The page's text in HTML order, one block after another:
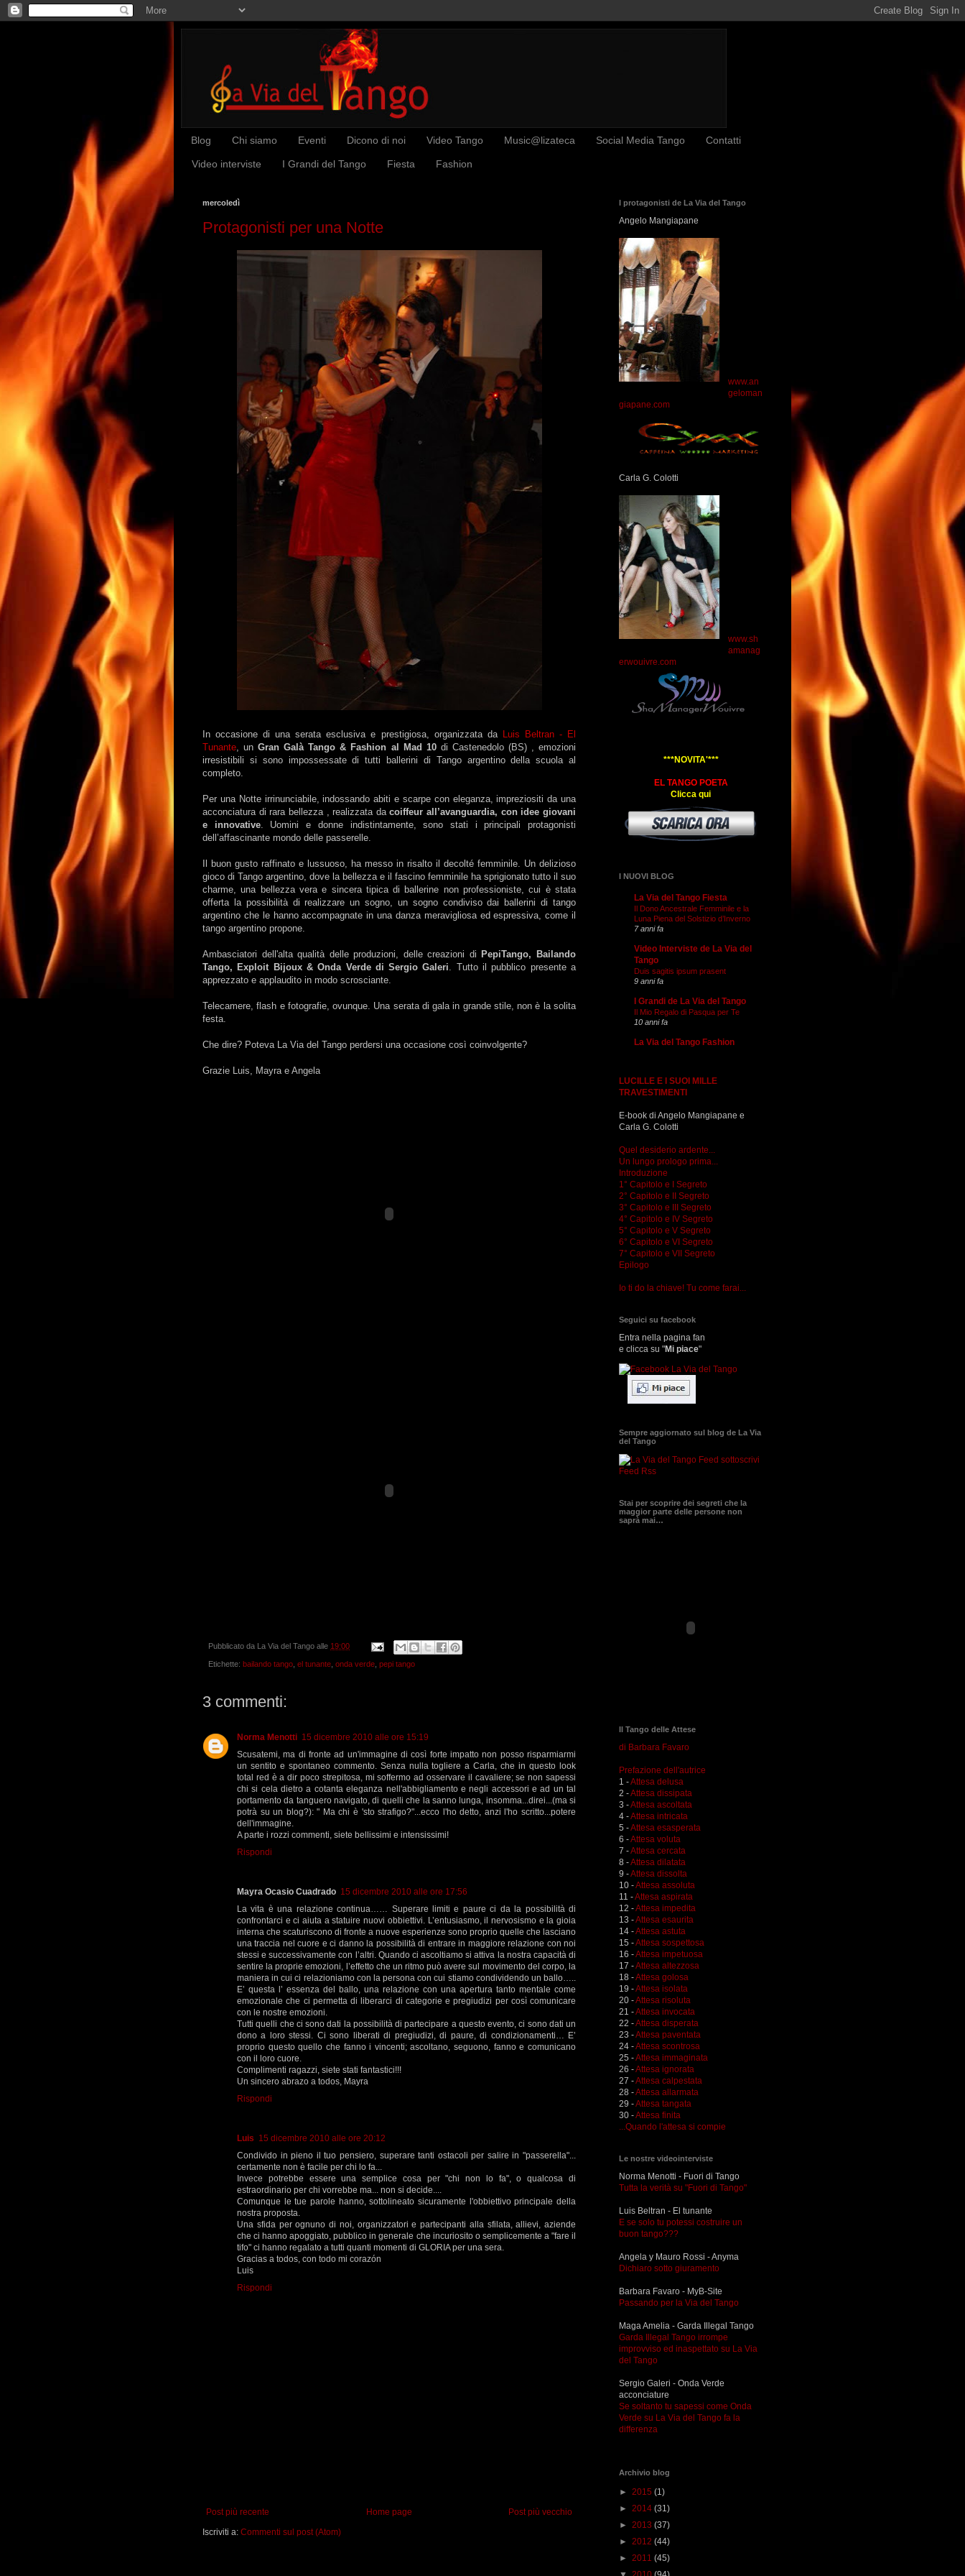
Blog Chi siamo Eventi Dicono di noi Video Tango Music@lizateca Social Media Tango Contatti
Video interviste I Grandi del Tango Fiesta Fashion
mercoledì
Protagonisti per una Notte
In occasione di una serata esclusiva e prestigiosa, organizzata da Luis Beltran - El
Tunante, unGran Galà Tango & Fashion al Mad 10di Castenedolo (BS) , emozioni
irresistibili si sono impossessate di tutti ballerini di Tango argentino della scuola al
completo.
Per una Notte irrinunciabile, indossando abiti e scarpe con eleganza, impreziositi da una
acconciatura di rara bellezza , realizzata dacoiffeur all’avanguardia, con idee giovani
e innovative. Uomini e donne indistintamente, sono stati i principali protagonisti
dell’affascinante mondo delle passerelle.
Il buon gusto raffinato e lussuoso, ha messo in risalto il decolté femminile. Un delizioso
gioco di Tango argentino, dove la bellezza e il fascino femminile ha sprigionato tutto il suo
charme, una bellezza vera e sincera tipica di ballerine non professioniste, cui è stata
offerta la possibilità di realizzare un sogno, un sogno condiviso dai ballerini di tango
argentino che le hanno accompagnate in una danza meravigliosa ed espressiva, come il
tango argentino propone.
Ambasciatori dell'alta qualità delle produzioni, delle creazioni di PepiTango, Bailando
Tango, Exploit Bijoux & Onda Verde di Sergio Galeri. Tutto il pubblico presente a
apprezzato e applaudito in modo scrosciante.
Telecamere, flash e fotografie, ovunque. Una serata di gala in grande stile, non è la solita
festa.
Che dire? Poteva La Via del Tango perdersi una occasione così coinvolgente?
Grazie Luis, Mayra e Angela
Pubblicato da La Via del Tango alle 19:00
Etichette: bailando tango el tunante onda verde pepi tango
3 commenti:
Norma Menotti 15 dicembre 2010 alle ore 15:19
Scusatemi, ma di fronte ad un'immagine di così forte impatto non posso risparmiarmi
un sentito e spontaneo commento. Senza nulla togliere a Carla, che in questo look
total red è a dir poco strepitosa, mi soffermo ad osservare il cavaliere; se non sapessi
chi si cela dietro a cotanta eleganza nell'abbigliamento e negli accessori e ad un tal
portamento da tanguero navigato, di quelli che la sanno lunga, insomma...direi...(ma si
potrà su un blog?): " Ma chi è 'sto strafigo?"...ecco l'ho detto, anzi l'ho scritto...potere
dell'immagine.
A parte i rozzi commenti, siete bellissimi e intensissimi!
Rispondi
Mayra Ocasio Cuadrado 15 dicembre 2010 alle ore 17:56
La vita è una relazione continua…… Superare limiti e paure ci da la possibilità di
confrontarci e ci aiuta a statuire nuovi obbiettivi. L’entusiasmo, il nervosismo e la gioia
interna che scaturiscono di fronte a nuove esperienze sono proprio quelle che lasciano
una traccia nel cuore e ci danno la possibilità di entrare in maggiore relazione con noi
stessi e successivamente con l’altri. Quando ci ascoltiamo si attiva la nostra capacità di
sentire la proprie emozioni, l’effetto che un ritmo può avere sul movimento del corpo, la
maniera in cui ci relazioniamo con la persona con cui stiamo condividendo un ballo…..
E’ questa l’ essenza del ballo, una relazione con una apertura tanto mentale come
emozionale che ci permetta di liberarci di categorie e pregiudizi per così comunicare
con le nostre emozioni.
Tutti quelli che ci sono dati la possibilità di partecipare a questo evento, ci sono dati un
dono a loro stessi. Ci sono liberati di pregiudizi, di paure, di condizionamenti… E’
proprio questo quello che fanno i vincenti; ascoltano, seguono, fanno e comunicano
con il loro cuore.
Complimenti ragazzi, siete stati fantastici!!!
Un sincero abrazo a todos, Mayra
Rispondi
Luis 15 dicembre 2010 alle ore 20:12
Condivido in pieno il tuo pensiero, superare tanti ostacoli per salire in "passerella"...
certamente non è facile per chi lo fa...
Invece potrebbe essere una semplice cosa per "chi non lo fa", o qualcosa di
estraordinario per chi vorrebbe ma... non si decide....
Comunque le tue parole hanno, sottolineato sicuramente l'obbiettivo principale della
nostra proposta.
Una sfida per ognuno di noi, organizzatori e partecipanti alla sfilata, allievi, aziende
che ci hanno apoggiato, pubblico in generale che incuriosito o semplicemente a "fare il
tifo" ci hanno regalato a tutti quanti momenti di GLORIA per una sera.
Gracias a todos, con todo mi corazón
Luis
Rispondi
Post più recente Post più vecchio
Home page
Iscriviti a: Commenti sul post (Atom)
I protagonisti de La Via del Tango
Angelo Mangiapane
www.an
geloman
giapane.com
Carla G. Colotti
www.sh
amanag
erwouivre.com
***NOVITA'***
EL TANGO POETA
Clicca qui
I NUOVI BLOG
La Via del Tango Fiesta
Il Dono Ancestrale Femminile e la
Luna Piena del Solstizio d’Inverno
7 anni fa
Video Interviste de La Via del
Tango
Duis sagitis ipsum prasent
9 anni fa
I Grandi de La Via del Tango
Il Mio Regalo di Pasqua per Te
10 anni fa
La Via del Tango Fashion
LUCILLE E I SUOI MILLE
TRAVESTIMENTI
E-book di Angelo Mangiapane e
Carla G. Colotti
Quel desiderio ardente...
Un lungo prologo prima...
Introduzione
1° Capitolo e I Segreto
2° Capitolo e II Segreto
3° Capitolo e III Segreto
4° Capitolo e IV Segreto
5° Capitolo e V Segreto
6° Capitolo e VI Segreto
7° Capitolo e VII Segreto
Epilogo
Io ti do la chiave! Tu come farai...
Seguici su facebook
Entra nella pagina fan
e clicca su "Mi piace"
Sempre aggiornato sul blog de La Via
del Tango
sottoscrivi
Feed Rss
Stai per scoprire dei segreti che la
maggior parte delle persone non
saprà mai…
Il Tango delle Attese
di Barbara Favaro
Prefazione dell'autrice
1 -Attesa delusa
2 -Attesa dissipata
3 -Attesa ascoltata
4 -Attesa intricata
5 -Attesa esasperata
6 -Attesa voluta
7 -Attesa cercata
8 -Attesa dilatata
9 -Attesa dissolta
10 -Attesa assoluta
11 -Attesa aspirata
12 -Attesa impedita
13 -Attesa esaurita
14 -Attesa astuta
15 -Attesa sospettosa
16 -Attesa impetuosa
17 -Attesa altezzosa
18 -Attesa golosa
19 -Attesa isolata
20 -Attesa risoluta
21 -Attesa invocata
22 -Attesa disperata
23 -Attesa paventata
24 -Attesa scontrosa
25 -Attesa immaginata
26 -Attesa ignorata
27 -Attesa calpestata
28 -Attesa allarmata
29 -Attesa tangata
30 -Attesa finita
...Quando l'attesa si compie
Le nostre videointerviste
Norma Menotti - Fuori di Tango
Tutta la verità su "Fuori di Tango"
Luis Beltran - El tunante
E se solo tu potessi costruire un
buon tango???
Angela y Mauro Rossi - Anyma
Dichiaro sotto giuramento
Barbara Favaro - MyB-Site
Passando per la Via del Tango
Maga Amelia - Garda Illegal Tango
Garda Illegal Tango irrompe
improvviso ed inaspettato su La Via
del Tango
Sergio Galeri - Onda Verde
acconciature
Se soltanto tu sapessi come Onda
Verde su La Via del Tango fa la
differenza
Archivio blog
► 2015 (1)
► 2014 (31)
► 2013 (37)
► 2012 (44)
► 2011 (45)